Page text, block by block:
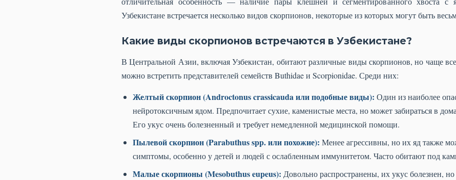
Узбекистане встречается несколько видов скорпионов, некоторые из которых могут быть
Какие виды скорпионов встречаются в Узбекистане?
В Центральной Азии, включая Узбекистан, обитают различные виды скорпионов, но чаще
можно встретить представителей семейств Buthidae и Scorpionidae. Среди них:
Желтый скорпион (Androctonus crassicauda или подобные виды): Один из наиболее
нейротоксичным ядом. Предпочитает сухие, каменистые места, но может забираться в
Его укус очень болезненный и требует немедленной медицинской помощи.
Пылевой скорпион (Parabuthus spp. или похожие): Менее агрессивны, но их яд также
симптомы, особенно у детей и людей с ослабленным иммунитетом. Часто обитают под
Малые скорпионы (Mesobuthus eupeus): Довольно распространены, их укус болезнен,